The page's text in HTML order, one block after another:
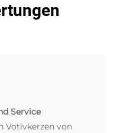
Service
Votivkerzen von